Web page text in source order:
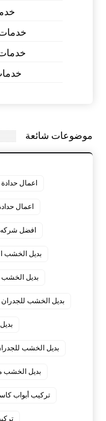
موضوعات شائعة
اعمال حدادة
اعمال
افضل شركه
بديل الخشب
بديل الخشب
بديل الخشب للجدران
بديل الخشب
بديل الخشب
تركيب أبواب